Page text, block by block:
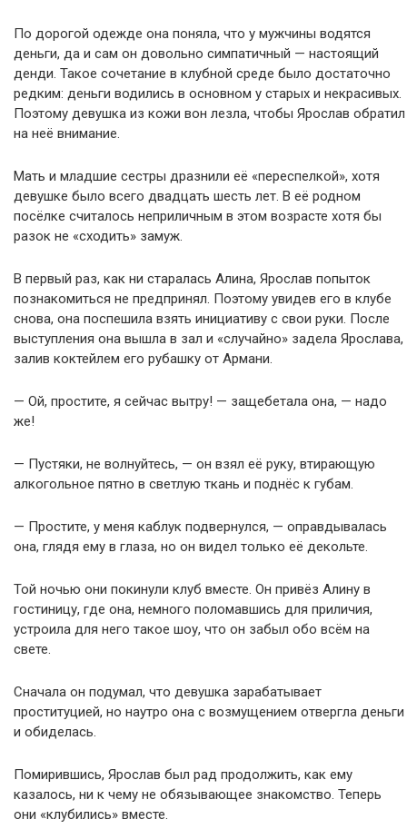
По дорогой одежде она поняла, что у мужчины водятся
деньги, да и сам он довольно симпатичный — настоящий
денди. Такое сочетание в клубной среде было достаточно
редким: деньги водились в основном у старых и некрасивых.
Поэтому девушка из кожи вон лезла, чтобы Ярослав обратил
на неё внимание.
Мать и младшие сестры дразнили её «переспелкой», хотя
девушке было всего двадцать шесть лет. В её родном
посёлке считалось неприличным в этом возрасте хотя бы
разок не «сходить» замуж.
В первый раз, как ни старалась Алина, Ярослав попыток
познакомиться не предпринял. Поэтому увидев его в клубе
снова, она поспешила взять инициативу с свои руки. После
выступления она вышла в зал и «случайно» задела Ярослава,
залив коктейлем его рубашку от Армани.
— Ой, простите, я сейчас вытру! — защебетала она, — надо
же!
— Пустяки, не волнуйтесь, — он взял её руку, втирающую
алкогольное пятно в светлую ткань и поднёс к губам.
— Простите, у меня каблук подвернулся, — оправдывалась
она, глядя ему в глаза, но он видел только её декольте.
Той ночью они покинули клуб вместе. Он привёз Алину в
гостиницу, где она, немного поломавшись для приличия,
устроила для него такое шоу, что он забыл обо всём на
свете.
Сначала он подумал, что девушка зарабатывает
проституцией, но наутро она с возмущением отвергла деньги
и обиделась.
Помирившись, Ярослав был рад продолжить, как ему
казалось, ни к чему не обязывающее знакомство. Теперь
они «клубились» вместе.